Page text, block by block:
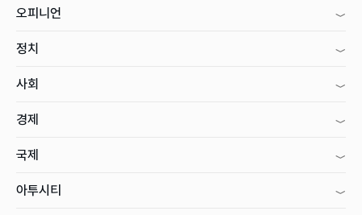
오피니언
정치
사회
경제
국제
아투시티